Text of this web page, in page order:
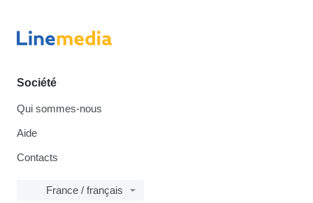
Société
Qui sommes-nous
Aide
Contacts
France / français